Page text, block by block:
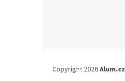
Copyright 2026Alum.cz